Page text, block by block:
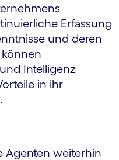
Erfassung
und deren
Intelligenz
in ihr
Agenten weiterhin